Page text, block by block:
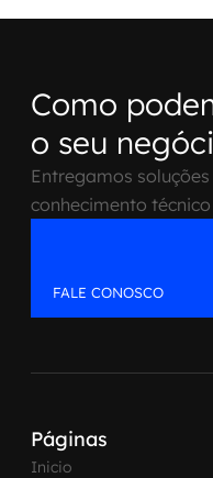
Como
o seu
Entregamos
conhecimento
FALE CONOSCO
Páginas
Inicio